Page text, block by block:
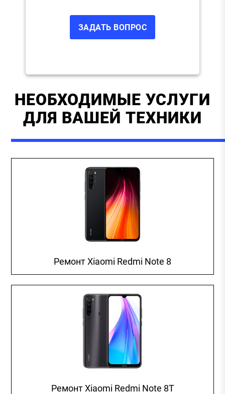
НЕОБХОДИМЫЕ УСЛУГИ
ДЛЯ ВАШЕЙ ТЕХНИКИ
Ремонт Xiaomi Redmi Note 8
Ремонт Xiaomi Redmi Note 8T